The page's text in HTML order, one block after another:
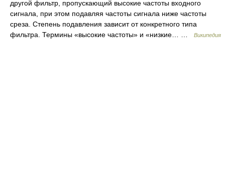
другой фильтр, пропускающий высокие частоты входного
сигнала, при этом подавляя частоты сигнала ниже частоты
среза. Степень подавления зависит от конкретного типа
фильтра. Термины «высокие частоты» и «низкие… …
Википедия